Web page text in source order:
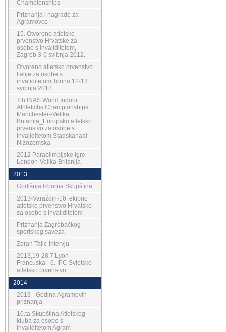
Championships
Priznanja i nagrade za
Agramovce
15. Otvoreno atletsko
prvenstvo Hrvatske za
osobe s invaliditetom,
Zagreb 3-6 svibnja 2012.
Otvoreno atletsko prvenstvo
Italije za osobe s
invaliditetom,Torino 12-13
svibnja 2012.
7th INAS World Indoor
Athletichs Championships
Manchester–Velika
Britanija_Europsko atletsko
prvenstvo za osobe s
invaliditetom Stadskanaal-
Nizozemska
2012 Paraolimpijske Igre
London-Velika Britanija
2013
Godišnja Izborna Skupština
2013-Varaždin-16. ekipno
atletsko prvenstvo Hrvatske
za osobe s invaliditetom
Priznanja Zagrebačkog
sportskog saveza
Zoran Talic-Intervju
2013,19-28.7,Lyon
Francuska - 6. IPC Svjetsko
atletsko prvenstvo
2014
2013 - Godina Agramovih
priznanja
10.ta Skupština Atletskog
kluba za osobe s
invaliditetom Agram